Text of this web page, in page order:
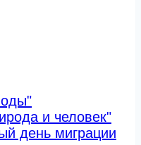
и человек"
день миграции